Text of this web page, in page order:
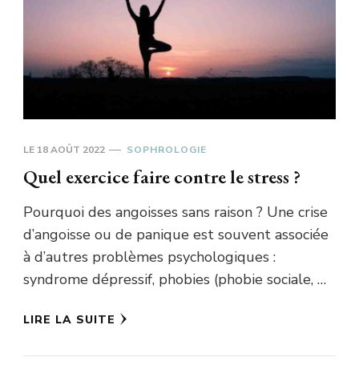
LE 18 AOÛT 2022 SOPHROLOGIE
Quel exercice faire contre le stress ?
Pourquoi des angoisses sans raison ? Une crise
d’angoisse ou de panique est souvent associée
à d’autres problèmes psychologiques :
syndrome dépressif, phobies (phobie sociale, …
LIRE LA SUITE